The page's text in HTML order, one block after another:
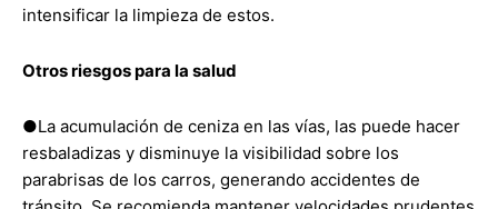
intensificar la limpieza de estos.
Otros riesgos para la salud
●La acumulación de ceniza en las vías, las puede hacer
resbaladizas y disminuye la visibilidad sobre los
parabrisas de los carros, generando accidentes de